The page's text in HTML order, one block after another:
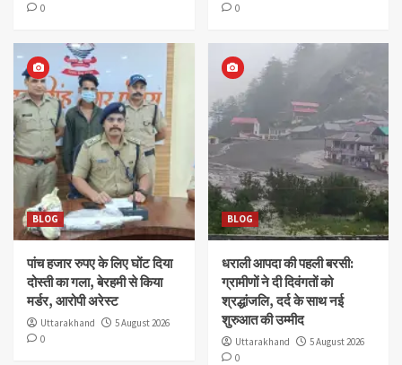
0
0
BLOG
पांच हजार रुपए के लिए घोंट दिया
दोस्ती का गला, बेरहमी से किया
मर्डर, आरोपी अरेस्ट
Uttarakhand
5 August 2026
0
BLOG
धराली आपदा की पहली बरसी:
ग्रामीणों ने दी दिवंगतों को
श्रद्धांजलि, दर्द के साथ नई
शुरुआत की उम्मीद
Uttarakhand
5 August 2026
0